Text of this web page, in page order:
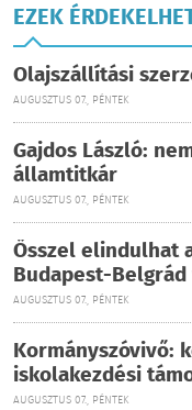
EZEK
Olajszállítási
AUGUSZTUS 07., PÉNTEK
Gajdos László:
államtitkár
AUGUSZTUS 07., PÉNTEK
Ősszel elindulhat
Budapest-
AUGUSZTUS 07., PÉNTEK
Kormányszóvivő:
iskolakezdési
AUGUSZTUS 07., PÉNTEK